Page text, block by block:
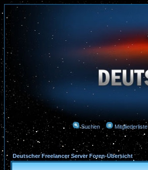
Suchen Mitgliederliste
Deutscher Freelancer Server Foren-Übersicht